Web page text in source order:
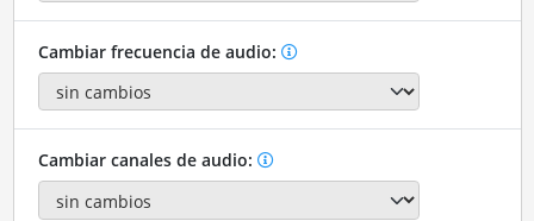
Cambiar frecuencia de audio:
Cambiar canales de audio: